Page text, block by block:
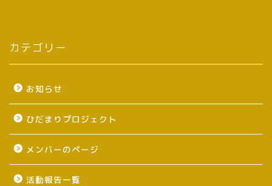
カテゴリー
お知らせ
ひだまりプロジェクト
メンバーのページ
活動報告一覧